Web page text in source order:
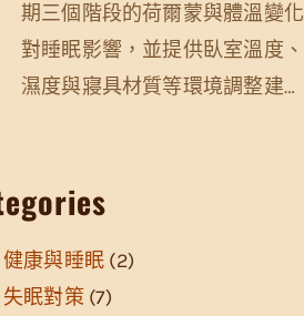
期三個階段的荷爾蒙與體溫變化
對睡眠影響，並提供臥室溫度、
濕度與寢具材質等環境調整建…
健康與睡眠 (2)
失眠對策(7)